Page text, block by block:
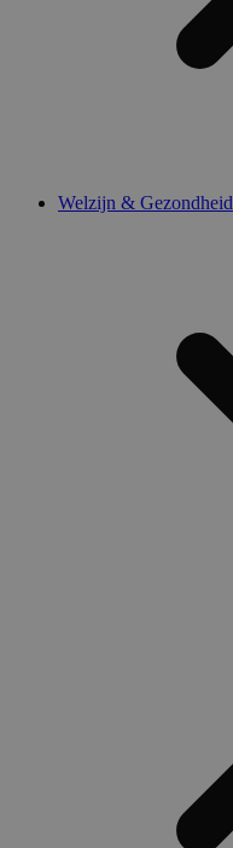
Welzijn & Gezondheid